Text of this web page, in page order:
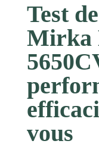
Test
Mirka
vous